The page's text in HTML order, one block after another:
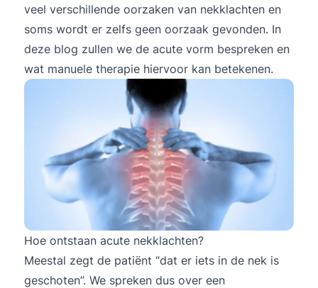
veel verschillende oorzaken van nekklachten en
soms wordt er zelfs geen oorzaak gevonden. In
deze blog zullen we de acute vorm bespreken en
wat manuele therapie hiervoor kan betekenen.
Hoe ontstaan acute nekklachten?
Meestal zegt de patiënt “dat er iets in de nek is
geschoten”. We spreken dus over een